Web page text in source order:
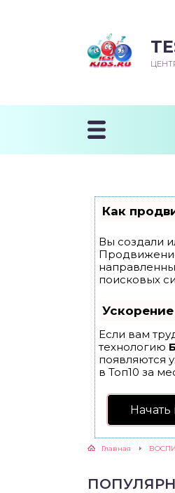
Как
Вы создали
поисковых
Если вам
технологию
появляются
в Топ10 за
Главная
МЕСЯЦ
ПЕРВОГО
УЧИТСЯ
ПОСЛЕ ГОДА
К ШКОЛЕ
ДОШКОЛЬНИКА
ШКОЛА
ШКОЛЬНИКА
ШКОЛЬНИКА